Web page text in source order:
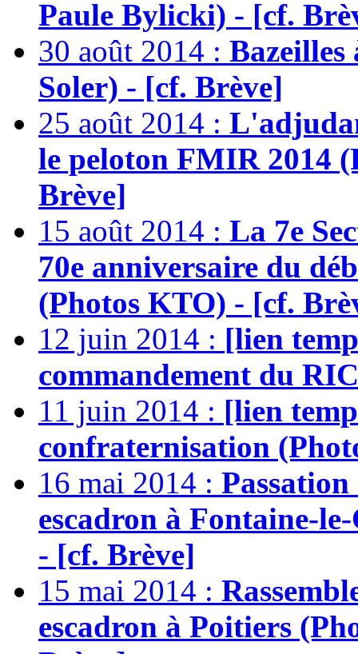
Paule Bylicki) - [cf.
30 août 2014 :
Soler) - [cf. Brève]
25 août 2014 :
le peloton FMIR 2014
Brève]
15 août 2014 : La 7e
70e anniversaire du
(Photos KTO) - [cf.
12 juin 2014 : [lien
commandement du
11 juin 2014 : [lien
confraternisation
16 mai 2014 :
escadron à Fontaine-
- [cf. Brève]
15 mai 2014 :
escadron à Poitiers